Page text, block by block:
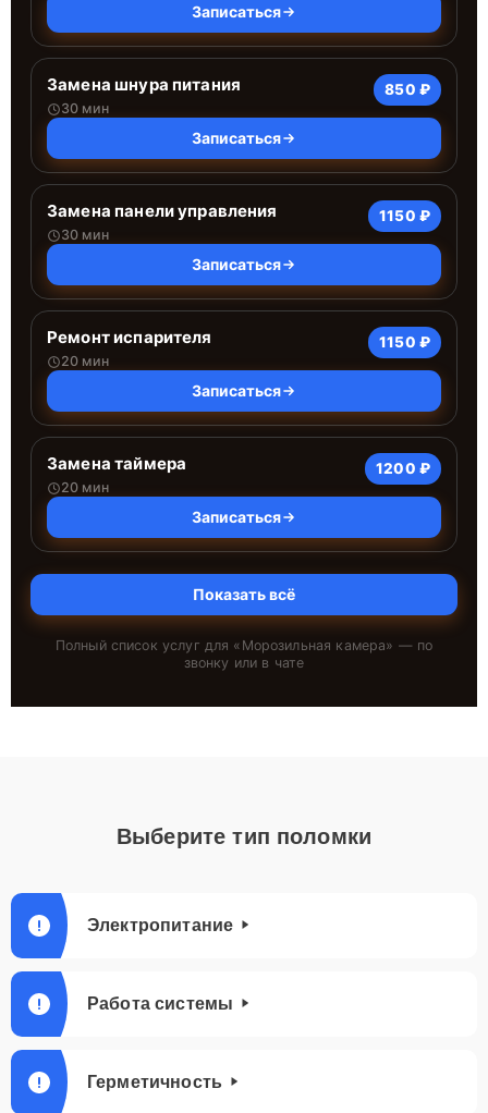
Записаться
Замена шнура питания
30 мин
850 ₽
Записаться
Замена панели управления
30 мин
1150 ₽
Записаться
Ремонт испарителя
20 мин
1150 ₽
Записаться
Замена таймера
20 мин
1200 ₽
Записаться
Показать всё
Полный список услуг для « Морозильная камера» — по
звонку или в чате
Выберите тип поломки
Электропитание
Работа системы
Герметичность